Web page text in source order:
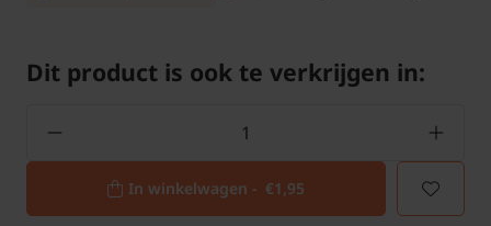
Dit product is ook te verkrijgen in:
In winkelwagen - €1,95